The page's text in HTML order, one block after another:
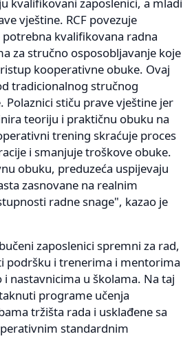
kvalifikovani zaposlenici, a mladi
vještine. RCF povezuje
kvalifikovana radna
za stručno osposobljavanje koje
kooperativne obuke. Ovaj
tradicionalnog stručnog
Polaznici stiču prave vještine jer
teoriju i praktičnu obuku na
trening skraćuje proces
i smanjuje troškove obuke.
obuku, preduzeća uspijevaju
zasnovane na realnim
radne snage", kazao je
zaposlenici spremni za rad,
podršku i trenerima i mentorima
nastavnicima u školama. Na taj
programe učenja
tržišta rada i usklađene sa
standardnim